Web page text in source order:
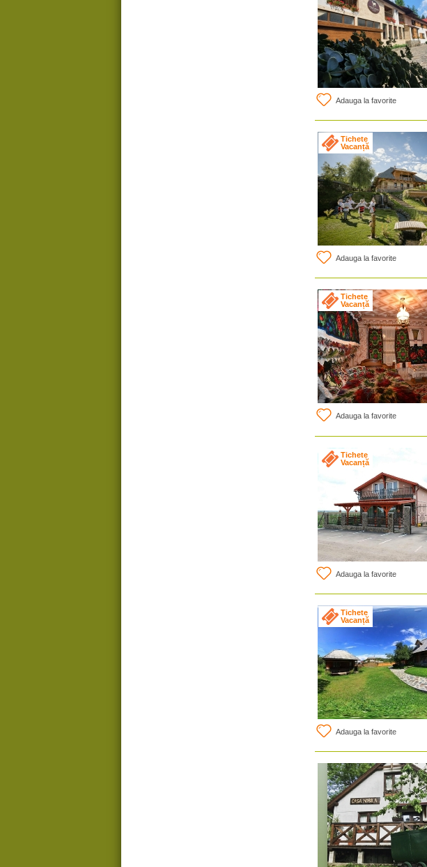
Adauga la favorite
Tichete
Vacanță
Adauga la favorite
Tichete
Vacanță
Adauga la favorite
Tichete
Vacanță
Adauga la favorite
Tichete
Vacanță
Adauga la favorite